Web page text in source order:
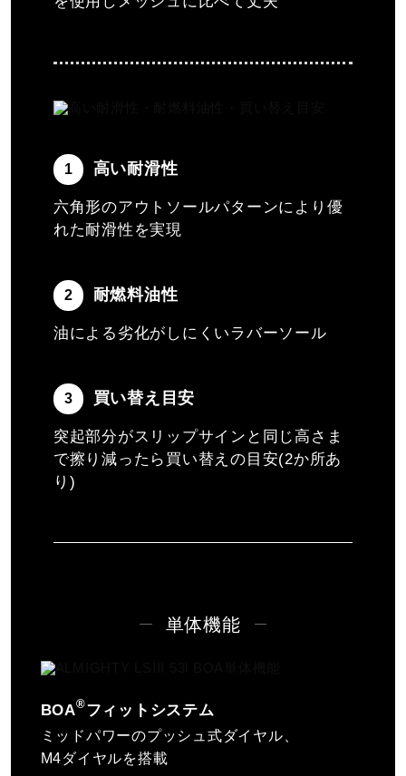
1 高い耐滑性
六角形のアウトソールパターンにより優
れた耐滑性を実現
2 耐燃料油性
油による劣化がしにくいラバーソール
3 買い替え目安
突起部分がスリップサインと同じ高さま
で擦り減ったら買い替えの目安(2か所あ
り)
単体機能
BOA®フィットシステム
ミッドパワーのプッシュ式ダイヤル、
M4ダイヤルを搭載